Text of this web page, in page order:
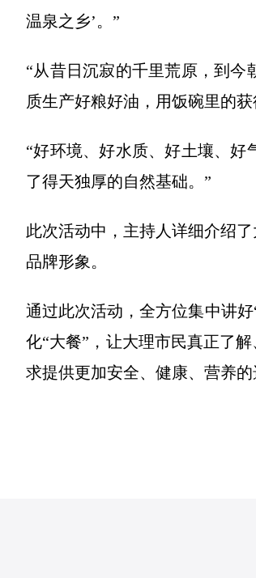
温泉之乡’。”
“从昔日沉寂的千里荒原，到
质生产好粮好油，用饭碗里的
“好环境、好水质、好土壤、
了得天独厚的自然基础。”
此次活动中，主持人详细介绍
品牌形象。
通过此次活动，全方位集中讲
化“大餐”，让大理市民真正了
求提供更加安全、健康、营养的